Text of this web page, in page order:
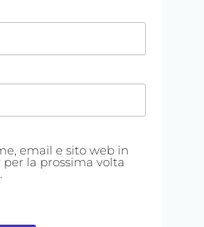
email e sito web in
la prossima volta